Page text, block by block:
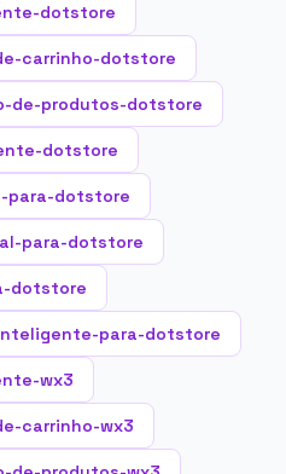
dotstore
carrinho-dotstore
de-produtos-dotstore
dotstore
para-dotstore
para-dotstore
dotstore
para-dotstore
wx3
carrinho-wx3